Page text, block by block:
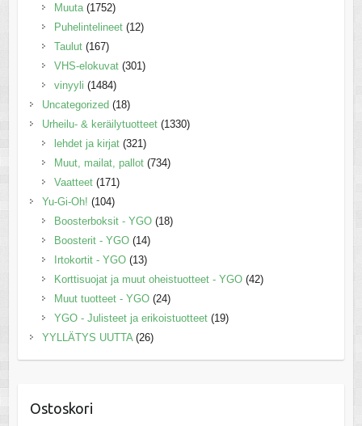
Muuta (1752)
Puhelintelineet (12)
Taulut (167)
VHS-elokuvat (301)
vinyyli (1484)
Uncategorized (18)
Urheilu- & keräilytuotteet (1330)
lehdet ja kirjat (321)
Muut, mailat, pallot (734)
Vaatteet (171)
Yu-Gi-Oh! (104)
Boosterboksit - YGO (18)
Boosterit - YGO (14)
Irtokortit - YGO (13)
Korttisuojat ja muut oheistuotteet - YGO (42)
Muut tuotteet - YGO (24)
YGO - Julisteet ja erikoistuotteet (19)
YYLLÄTYS UUTTA (26)
Ostoskori